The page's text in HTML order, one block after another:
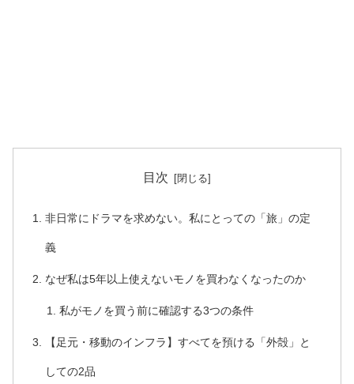
目次
非日常にドラマを求めない。私にとっての「旅」の定
義
なぜ私は5年以上使えないモノを買わなくなったのか
私がモノを買う前に確認する3つの条件
【足元・移動のインフラ】すべてを預ける「外殻」と
しての2品